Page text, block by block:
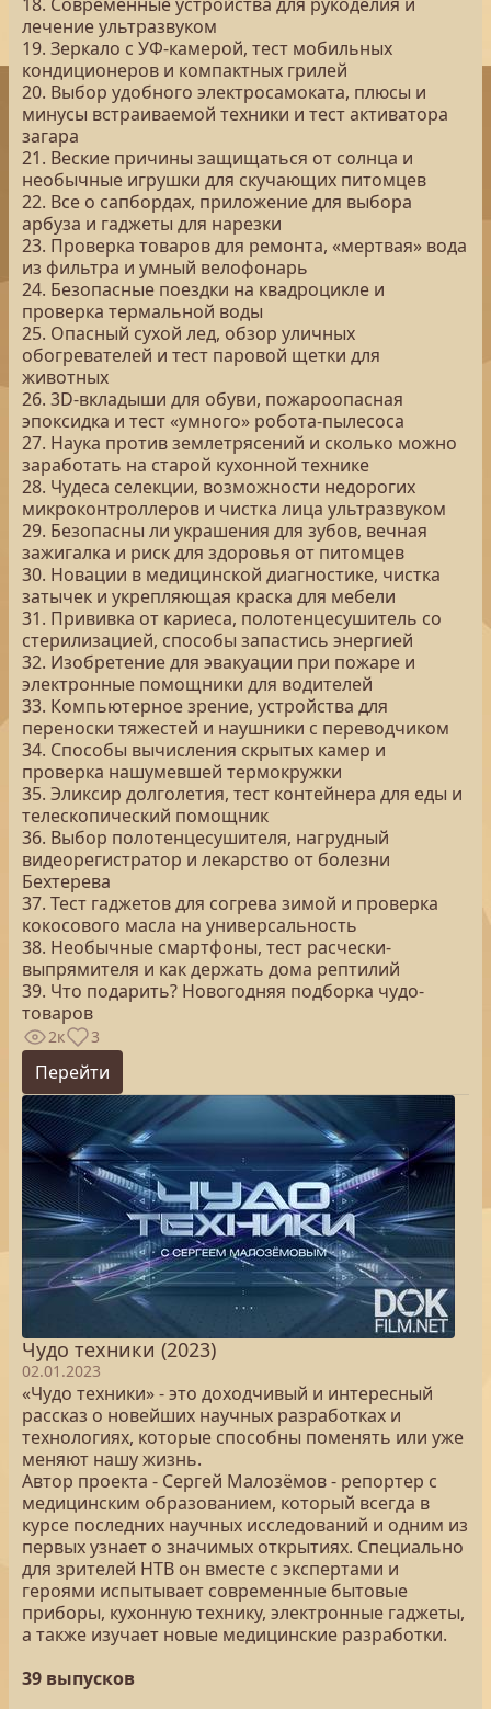
лечение ультразвуком
19. Зеркало с УФ-камерой, тест мобильных
кондиционеров и компактных грилей
20. Выбор удобного электросамоката, плюсы и
минусы встраиваемой техники и тест активатора
загара
21. Веские причины защищаться от солнца и
необычные игрушки для скучающих питомцев
22. Все о сапбордах, приложение для выбора
арбуза и гаджеты для нарезки
23. Проверка товаров для ремонта, «мертвая» вода
из фильтра и умный велофонарь
24. Безопасные поездки на квадроцикле и
проверка термальной воды
25. Опасный сухой лед, обзор уличных
обогревателей и тест паровой щетки для
животных
26. 3D-вкладыши для обуви, пожароопасная
эпоксидка и тест «умного» робота-пылесоса
27. Наука против землетрясений и сколько можно
заработать на старой кухонной технике
28. Чудеса селекции, возможности недорогих
микроконтроллеров и чистка лица ультразвуком
29. Безопасны ли украшения для зубов, вечная
зажигалка и риск для здоровья от питомцев
30. Новации в медицинской диагностике, чистка
затычек и укрепляющая краска для мебели
31. Прививка от кариеса, полотенцесушитель со
стерилизацией, способы запастись энергией
32. Изобретение для эвакуации при пожаре и
электронные помощники для водителей
33. Компьютерное зрение, устройства для
переноски тяжестей и наушники с переводчиком
34. Способы вычисления скрытых камер и
проверка нашумевшей термокружки
35. Эликсир долголетия, тест контейнера для еды и
телескопический помощник
36. Выбор полотенцесушителя, нагрудный
видеорегистратор и лекарство от болезни
Бехтерева
37. Тест гаджетов для согрева зимой и проверка
кокосового масла на универсальность
38. Необычные смартфоны, тест расчески-
выпрямителя и как держать дома рептилий
39. Что подарить? Новогодняя подборка чудо-
товаров
2к 3
Перейти
Чудо техники (2023)
02.01.2023
«Чудо техники» - это доходчивый и интересный
рассказ о новейших научных разработках и
технологиях, которые способны поменять или уже
меняют нашу жизнь.
Автор проекта - Сергей Малозёмов - репортер с
медицинским образованием, который всегда в
курсе последних научных исследований и одним из
первых узнает о значимых открытиях. Специально
для зрителей НТВ он вместе с экспертами и
героями испытывает современные бытовые
приборы, кухонную технику, электронные гаджеты,
а также изучает новые медицинские разработки.
39 выпусков